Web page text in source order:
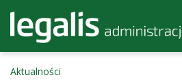
Aktualności